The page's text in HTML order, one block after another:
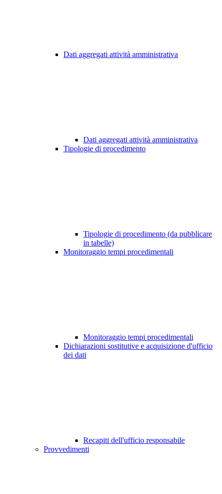
Dati aggregati attività amministrativa
Dati aggregati attività amministrativa
Tipologie di procedimento
Tipologie di procedimento (da pubblicare
in tabelle)
Monitoraggio tempi procedimentali
Monitoraggio tempi procedimentali
Dichiarazioni sostitutive e acquisizione d'ufficio
dei dati
Recapiti dell'ufficio responsabile
Provvedimenti